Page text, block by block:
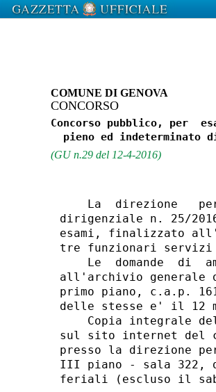
COMUNE DI GENOVA
CONCORSO
Concorso pubblico, per
(GU n.29 del 12-4-2016)
La  direzione
dirigenziale n. 25/
esami, finalizzato
tre funzionari
Le  domande  di
all'archivio generale
primo piano, c.a.p.
delle stesse e' il 12
Copia integrale
sul sito internet del
presso la direzione
III piano - sala 322,
feriali (escluso il